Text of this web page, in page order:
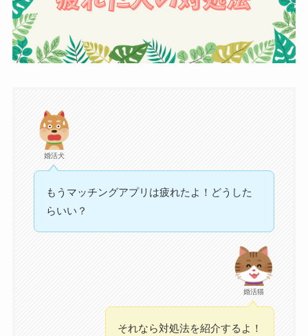
婚活犬
もうマッチングアプリは疲れたよ！どうした
らいい？
婚活猫
それなら対処法を紹介するよ！